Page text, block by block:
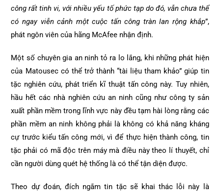
công rất tinh vi, với nhiều yếu tố phức tạp do đó, vẫn chưa thể
có ngay viễn cảnh một cuộc tấn công tràn lan rộng khắp”,
phát ngôn viên của hãng McAfee nhận định.
Một số chuyên gia an ninh tỏ ra lo lắng, khi những phát hiện
của Matousec có thể trở thành “tài liệu tham khảo” giúp tin
tặc nghiên cứu, phát triển kĩ thuật tấn công này. Tuy nhiên,
hầu hết các nhà nghiên cứu an ninh cũng như công ty sản
xuất phần mềm trong lĩnh vực này đều tạm hài lòng rằng các
phần mềm an ninh không phải là không có khả năng kháng
cự trước kiểu tấn công mới, vì để thực hiện thành công, tin
tặc phải có mã độc trên máy mà điều này theo lí thuyết, chỉ
cần người dùng quét hệ thống là có thể tận diện được.
Theo dự đoán, đích ngắm tin tặc sẽ khai thác lỗi này là